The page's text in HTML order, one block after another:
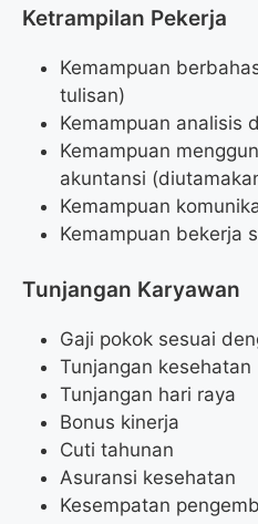
Ketrampilan Pekerja
Kemampuan
tulisan)
Kemampuan analisis
Kemampuan
akuntansi
Kemampuan
Kemampuan bekerja
Tunjangan Karyawan
Gaji pokok sesuai
Tunjangan kesehatan
Tunjangan hari raya
Bonus kinerja
Cuti tahunan
Asuransi kesehatan
Kesempatan